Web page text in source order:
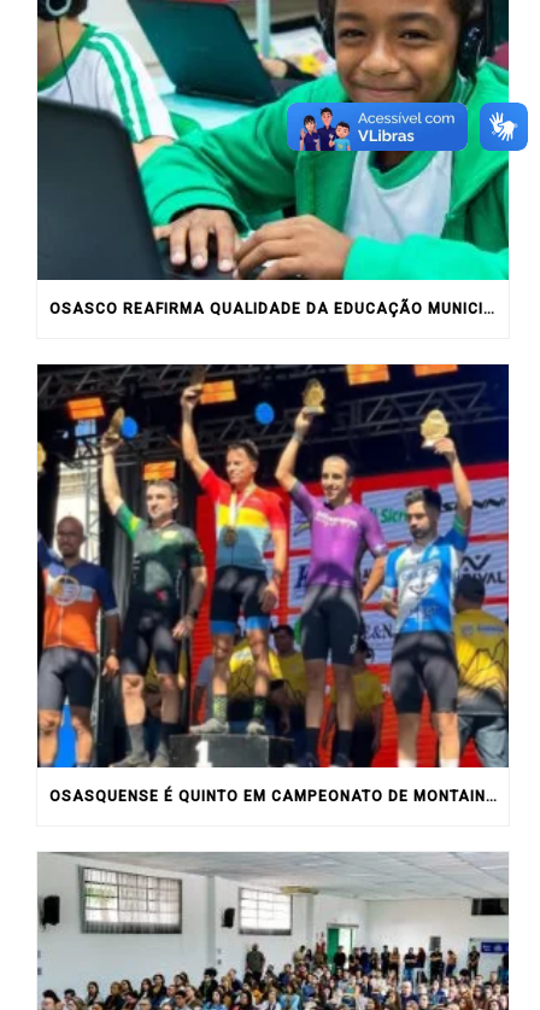
OSASCO REAFIRMA QUALIDADE DA EDUCAÇÃO MUNICIPAL COM RESULTADOS DO IDEB
OSASQUENSE É QUINTO EM CAMPEONATO DE MONTAIN BIKE NO INTERIOR DO ESTADO